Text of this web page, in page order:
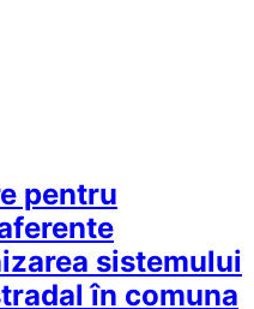
pentru
sistemului
în comuna